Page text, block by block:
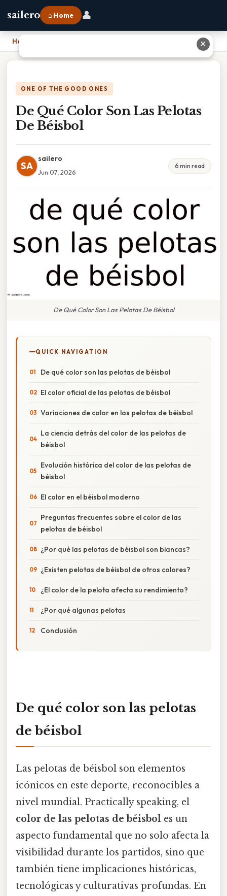
sailero ⌂ Home 👤
Home
ONE OF THE GOOD ONES
De Qué Color Son Las Pelotas
De Béisbol
SA
sailero
Jun 07, 2026
6 min read
De Qué Color Son Las Pelotas De Béisbol
QUICK NAVIGATION
De qué color son las pelotas de béisbol
El color oficial de las pelotas de béisbol
Variaciones de color en las pelotas de béisbol
La ciencia detrás del color de las pelotas de
béisbol
Evolución histórica del color de las pelotas de
béisbol
El color en el béisbol moderno
Preguntas frecuentes sobre el color de las
pelotas de béisbol
¿Por qué las pelotas de béisbol son blancas?
¿Existen pelotas de béisbol de otros colores?
¿El color de la pelota afecta su rendimiento?
¿Por qué algunas pelotas
Conclusión
De qué color son las pelotas
de béisbol
Las pelotas de béisbol son elementos
icónicos en este deporte, reconocibles a
nivel mundial. Practically speaking, el
color de las pelotas de béisbol es un
aspecto fundamental que no solo afecta la
visibilidad durante los partidos, sino que
también tiene implicaciones históricas,
tecnológicas y culturativas profundas. En
✕